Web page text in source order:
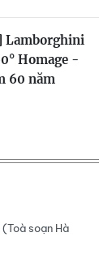
Lamborghini
Homage -
60 năm
soạn Hà